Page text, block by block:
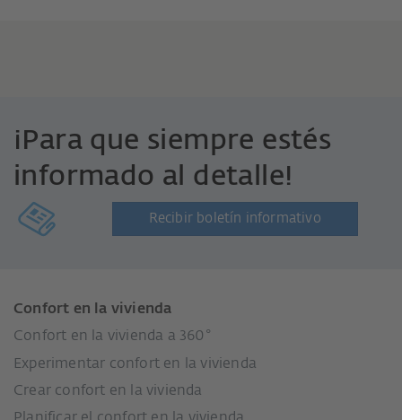
¡Para que siempre estés
informado al detalle!
Recibir boletín informativo
Confort en la vivienda
Confort en la vivienda a 360°
Experimentar confort en la vivienda
Crear confort en la vivienda